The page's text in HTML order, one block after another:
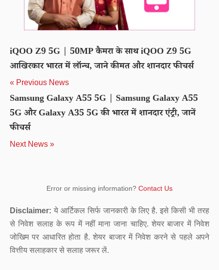
iQOO Z9 5G | 50MP कैमरा के साथ iQOO Z9 5G
आखिरकार भारत में लॉन्च, जाने कीमत और शानदार फीचर्स
« Previous News
Samsung Galaxy A55 5G | Samsung Galaxy A55
5G और Galaxy A35 5G की भारत में शानदार एंट्री, जानें
फीचर्स
Next News »
Error or missing information? Contact Us
Disclaimer: ये आर्टिकल सिर्फ जानकारी के लिए है. इसे किसी भी तरह
से निवेश सलाह के रूप में नहीं माना जाना चाहिए. शेयर बाजार में निवेश
जोखिम पर आधारित होता है. शेयर बाजार में निवेश करने से पहले अपने
वित्तीय सलाहकार से सलाह जरूर लें.